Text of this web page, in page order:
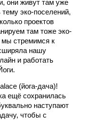
они живут там уже
эко-поселений,
проектов
там тоже эко-
мы стремимся к
нашу
и работать
(йога-дача)!
ещё сохранилась
наступают
чтобы с